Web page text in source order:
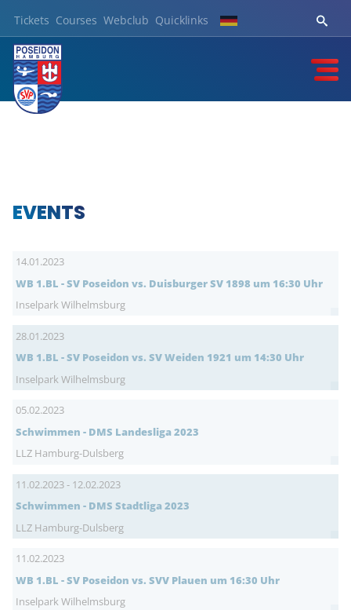
Tickets Courses Webclub Quicklinks
EVENTS
14.01.2023
WB 1.BL - SV Poseidon vs. Duisburger SV 1898 um 16:30 Uhr
Inselpark Wilhelmsburg
28.01.2023
WB 1.BL - SV Poseidon vs. SV Weiden 1921 um 14:30 Uhr
Inselpark Wilhelmsburg
05.02.2023
Schwimmen - DMS Landesliga 2023
LLZ Hamburg-Dulsberg
11.02.2023 - 12.02.2023
Schwimmen - DMS Stadtliga 2023
LLZ Hamburg-Dulsberg
11.02.2023
WB 1.BL - SV Poseidon vs. SVV Plauen um 16:30 Uhr
Inselpark Wilhelmsburg